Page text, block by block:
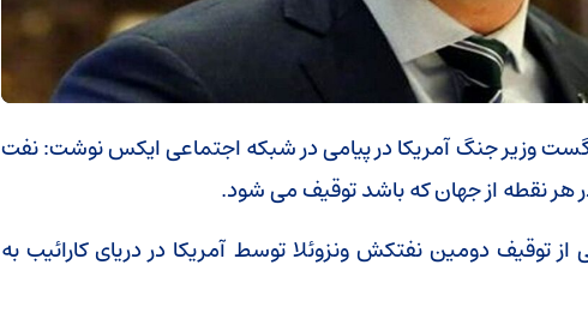
وزیر جنگ آمریکا در پیامی در شبکه اجتماعی ایکس نوشت: نفت
هر نقطه از جهان که باشد توقیف می شود.
از توقیف دومین نفتکش ونزوئلا توسط آمریکا در دریای کارائیب به